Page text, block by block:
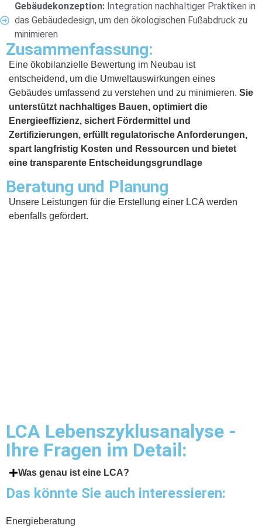
Gebäudekonzeption: Integration nachhaltiger Praktiken in
das Gebäudedesign, um den ökologischen Fußabdruck zu
minimieren
Zusammenfassung:
Eine ökobilanzielle Bewertung im Neubau ist
entscheidend, um die Umweltauswirkungen eines
Gebäudes umfassend zu verstehen und zu minimieren. Sie
unterstützt nachhaltiges Bauen, optimiert die
Energieeffizienz, sichert Fördermittel und
Zertifizierungen, erfüllt regulatorische Anforderungen,
spart langfristig Kosten und Ressourcen und bietet
eine transparente Entscheidungsgrundlage
Beratung und Planung
Unsere Leistungen für die Erstellung einer LCA werden
ebenfalls gefördert.
LCA Lebenszyklusanalyse -
Ihre Fragen im Detail:
Was genau ist eine LCA?
Das könnte Sie auch interessieren:
Energieberatung